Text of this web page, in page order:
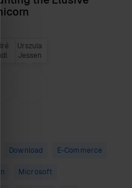
Urszula
Jessen
Download E-Commerce
Microsoft